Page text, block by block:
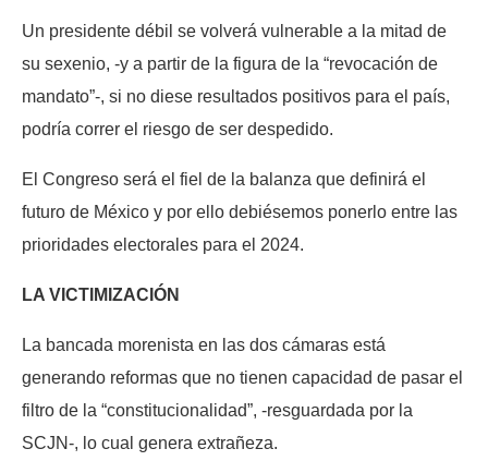
Un presidente débil se volverá vulnerable a la mitad de
su sexenio, -y a partir de la figura de la “revocación de
mandato”-, si no diese resultados positivos para el país,
podría correr el riesgo de ser despedido.
El Congreso será el fiel de la balanza que definirá el
futuro de México y por ello debiésemos ponerlo entre las
prioridades electorales para el 2024.
LA VICTIMIZACIÓN
La bancada morenista en las dos cámaras está
generando reformas que no tienen capacidad de pasar el
filtro de la “constitucionalidad”, -resguardada por la
SCJN-, lo cual genera extrañeza.